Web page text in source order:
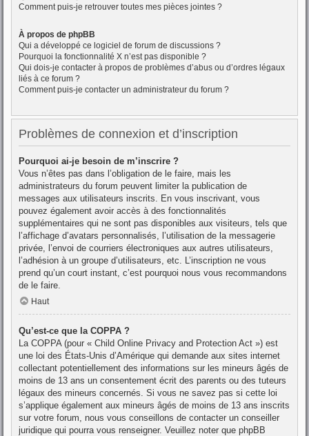
Comment puis-je retrouver toutes mes pièces jointes ?
À propos de phpBB
Qui a développé ce logiciel de forum de discussions ?
Pourquoi la fonctionnalité X n’est pas disponible ?
Qui dois-je contacter à propos de problèmes d’abus ou d’ordres légaux
liés à ce forum ?
Comment puis-je contacter un administrateur du forum ?
Problèmes de connexion et d’inscription
Pourquoi ai-je besoin de m’inscrire ?
Vous n’êtes pas dans l’obligation de le faire, mais les
administrateurs du forum peuvent limiter la publication de
messages aux utilisateurs inscrits. En vous inscrivant, vous
pouvez également avoir accès à des fonctionnalités
supplémentaires qui ne sont pas disponibles aux visiteurs, tels que
l’affichage d’avatars personnalisés, l’utilisation de la messagerie
privée, l’envoi de courriers électroniques aux autres utilisateurs,
l’adhésion à un groupe d’utilisateurs, etc. L’inscription ne vous
prend qu’un court instant, c’est pourquoi nous vous recommandons
de le faire.
Haut
Qu’est-ce que la COPPA ?
La COPPA (pour « Child Online Privacy and Protection Act ») est
une loi des États-Unis d’Amérique qui demande aux sites internet
collectant potentiellement des informations sur les mineurs âgés de
moins de 13 ans un consentement écrit des parents ou des tuteurs
légaux des mineurs concernés. Si vous ne savez pas si cette loi
s’applique également aux mineurs âgés de moins de 13 ans inscrits
sur votre forum, nous vous conseillons de contacter un conseiller
juridique qui pourra vous renseigner. Veuillez noter que phpBB